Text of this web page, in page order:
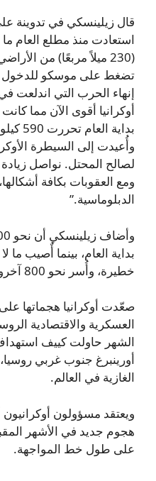
(230 ميلاً مربعًا) من
تضغط على موسكو
أوكرانيا أقوى الآن مما
بداية
وأُعيدت إلى السيطرة
لصالح المحتل. نواصل زيادة
ومع العقوبات بكافة
الدبلوماسية.”
خطيرة، وأُسر نحو 800 آخرون.
صعّدت أوكرانيا هجماتها
العسكرية والاقتصادية
الشهر حاولت كييف
أورينبرغ جنوب غربي
الغازية في العالم.
ويعتقد مسؤولون
هجوم جديد في الأشهر
على طول خط المواجهة.